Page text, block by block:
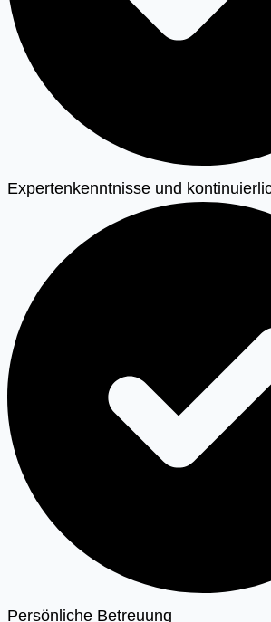
Expertenkenntnisse und
Persönliche Betreuung